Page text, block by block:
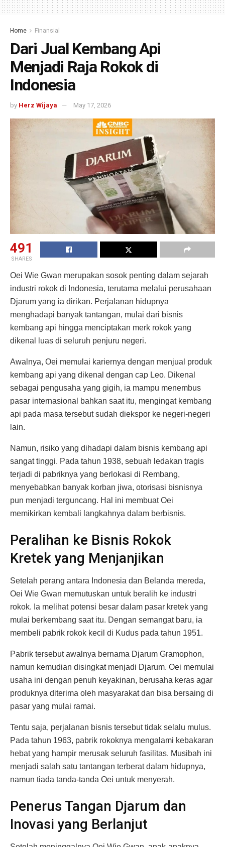
Home Finansial
Dari Jual Kembang Api
Menjadi Raja Rokok di
Indonesia
by Herz Wijaya May 17, 2026
491
SHARES
Oei Wie Gwan merupakan sosok penting dalam sejarah
industri rokok di Indonesia, terutama melalui perusahaan
Djarum yang ia dirikan. Perjalanan hidupnya
menghadapi banyak tantangan, mulai dari bisnis
kembang api hingga menciptakan merk rokok yang
dikenal luas di seluruh penjuru negeri.
Awalnya, Oei memulai kariernya dengan menjual produk
kembang api yang dikenal dengan cap Leo. Dikenal
sebagai pengusaha yang gigih, ia mampu menembus
pasar internasional bahkan saat itu, mengingat kembang
api pada masa tersebut sudah diekspor ke negeri-negeri
lain.
Namun, risiko yang dihadapi dalam bisnis kembang api
sangat tinggi. Pada tahun 1938, sebuah ledakan tragis
terjadi di pabriknya yang berlokasi di Rembang,
menyebabkan banyak korban jiwa, otorisasi bisnisnya
pun menjadi terguncang. Hal ini membuat Oei
memikirkan kembali langkahnya dalam berbisnis.
Peralihan ke Bisnis Rokok
Kretek yang Menjanjikan
Setelah perang antara Indonesia dan Belanda mereda,
Oei Wie Gwan memutuskan untuk beralih ke industri
rokok. Ia melihat potensi besar dalam pasar kretek yang
mulai berkembang saat itu. Dengan semangat baru, ia
membeli pabrik rokok kecil di Kudus pada tahun 1951.
Pabrik tersebut awalnya bernama Djarum Gramophon,
namun kemudian disingkat menjadi Djarum. Oei memulai
usaha ini dengan penuh keyakinan, berusaha keras agar
produknya diterima oleh masyarakat dan bisa bersaing di
pasar yang mulai ramai.
Tentu saja, perjalanan bisnis tersebut tidak selalu mulus.
Pada tahun 1963, pabrik rokoknya mengalami kebakaran
hebat yang hampir merusak seluruh fasilitas. Musibah ini
menjadi salah satu tantangan terberat dalam hidupnya,
namun tiada tanda-tanda Oei untuk menyerah.
Penerus Tangan Djarum dan
Inovasi yang Berlanjut